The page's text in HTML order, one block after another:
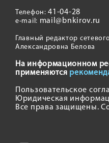
Телефон:41-04-28
e-mail: mail@bnkirov.ru
Главный редактор
Александровна Белова
На информационном
применяются
Пользовательское
Юридическая
Все права защищены.